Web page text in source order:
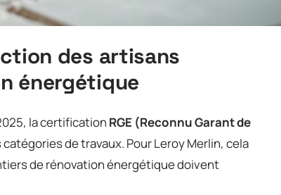
des artisans
énergétique
la certification RGE (Reconnu Garant de
de travaux. Pour Leroy Merlin, cela
de rénovation énergétique doivent